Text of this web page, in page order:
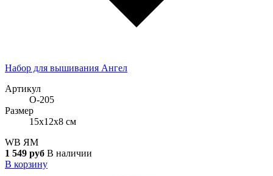
Набор для вышивания Ангел
Артикул
О-205
Размер
15x12x8 см
WB ЯМ
1 549 руб В наличии
В корзину